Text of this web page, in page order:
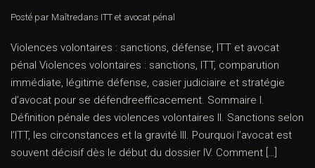
Posté par Maîtredans ITT et avocat pénal
Violences volontaires : sanctions, défense, ITT et avocat
pénal Violences volontaires : sanctions, ITT, comparution
immédiate, légitime défense, casier judiciaire et stratégie
d’avocat pour se défendreefficacement. Sommaire I.
Définition pénale des violences volontaires II. Sanctions selon
l’ITT, les circonstances et la gravité III. Pourquoi l’avocat est
souvent décisif dès le début du dossier IV. Comment […]